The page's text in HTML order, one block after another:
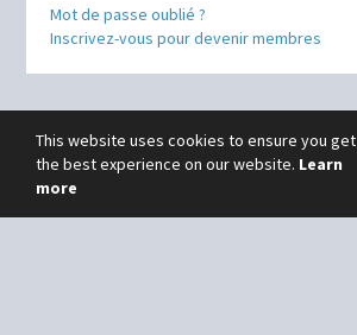
Mot de passe oublié ?
Inscrivez-vous pour devenir membres
This website uses cookies to ensure you get
the best experience on our website. Learn
more